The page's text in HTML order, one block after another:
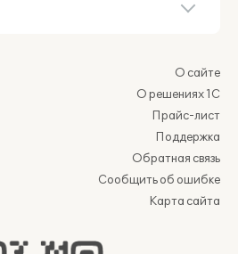
О сайте
О решениях 1С
Прайс-лист
Поддержка
Обратная связь
Сообщить об ошибке
Карта сайта